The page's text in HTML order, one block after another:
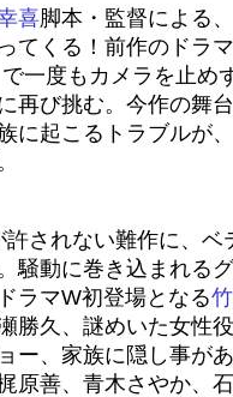
喜脚本・監督による
てくる！前作のドラ
で一度もカメラを止め
再び挑む。今作の舞
に起こるトラブルが
許されない難作に、
騒動に巻き込まれる
ラマW初登場となる
勝久、謎めいた女性
ー、家族に隠し事が
原善、青木さやか、